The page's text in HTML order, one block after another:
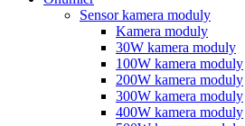
Sensor kamera moduly
Kamera moduly
30W kamera moduly
100W kamera moduly
200W kamera moduly
300W kamera moduly
400W kamera moduly